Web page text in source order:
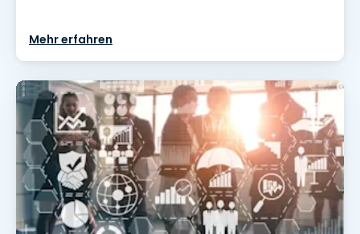
Mehr erfahren